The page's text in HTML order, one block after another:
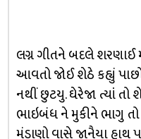
લગ્ન ગીતને બદલે શરણાઈ
આવતો જોઈ શેઠે કહ્યું
નથીં છુટયુ. ઘેરેજા ત્યાં
ભાઇબંધ ને મુકીને ભાગુ
મંડાણો વાસે જાનૈયા હાથ